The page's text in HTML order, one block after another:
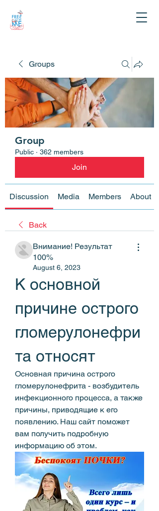
Groups
Group
Public · 362 members
Join
Discussion Media Members About
Back
Внимание! Результат
100%
August 6, 2023
К основной
причине острого
гломерулонефри
та относят
Основная причина острого
гломерулонефрита - возбудитель
инфекционного процесса, а также
причины, приводящие к его
появлению. Наш сайт поможет
вам получить подробную
информацию об этом.